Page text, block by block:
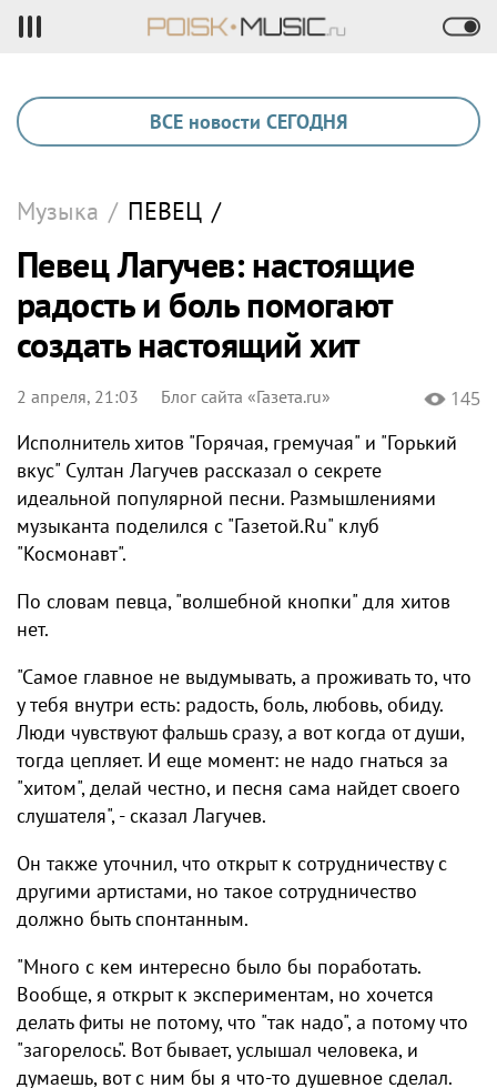
ВСЕ новости СЕГОДНЯ
Музыка / ПЕВЕЦ /
Певец Лагучев: настоящие
радость и боль помогают
создать настоящий хит
2 апреля, 21:03 Блог сайта «Газета.ru» 145
Исполнитель хитов "Горячая, гремучая" и "Горький
вкус" Султан Лагучев рассказал о секрете
идеальной популярной песни. Размышлениями
музыканта поделился с "Газетой.Ru" клуб
"Космонавт".
По словам певца, "волшебной кнопки" для хитов
нет.
"Самое главное не выдумывать, а проживать то, что
у тебя внутри есть: радость, боль, любовь, обиду.
Люди чувствуют фальшь сразу, а вот когда от души,
тогда цепляет. И еще момент: не надо гнаться за
"хитом", делай честно, и песня сама найдет своего
слушателя", - сказал Лагучев.
Он также уточнил, что открыт к сотрудничеству с
другими артистами, но такое сотрудничество
должно быть спонтанным.
"Много с кем интересно было бы поработать.
Вообще, я открыт к экспериментам, но хочется
делать фиты не потому, что "так надо", а потому что
"загорелось". Вот бывает, услышал человека, и
думаешь, вот с ним бы я что-то душевное сделал.